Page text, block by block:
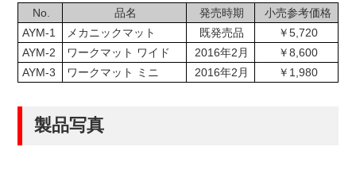
No. 品名 発売時期
小売参考価格
AYM-1
メカニックマット 既発売品
￥5,720
AYM-2
ワークマット ワイド 2016年2月
￥8,600
AYM-3
ワークマット ミニ 2016年2月 ￥1,980
製品写真